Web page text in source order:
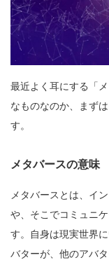
最近よく耳にする「
なものなのか、まず
す。
メタバースの意味
メタバースとは、イ
や、そこでコミュニ
す。自身は現実世界
バターが、他のアバ